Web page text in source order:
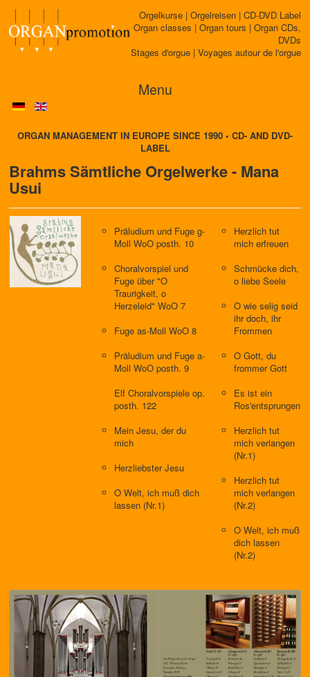
Orgelkurse | Orgelreisen | CD-DVD Label
Organ classes | Organ tours | Organ CDs,
DVDs
Stages d'orgue | Voyages autour de l'orgue
Menu
ORGAN MANAGEMENT IN EUROPE SINCE 1990 • CD- AND DVD-
LABEL
Brahms Sämtliche Orgelwerke - Mana
Usui
Präludium und Fuge g-
Moll WoO posth. 10
Choralvorspiel und
Fuge über "O
Traurigkeit, o
Herzeleid" WoO 7
Fuge as-Moll WoO 8
Präludium und Fuge a-
Moll WoO posth. 9
Elf Choralvorspiele op.
posth. 122
Mein Jesu, der du
mich
Herzliebster Jesu
O Welt, ich muß dich
lassen (Nr.1)
Herzlich tut
mich erfreuen
Schmücke dich,
o liebe Seele
O wie selig seid
ihr doch, ihr
Frommen
O Gott, du
frommer Gott
Es ist ein
Ros'entsprungen
Herzlich tut
mich verlangen
(Nr.1)
Herzlich tut
mich verlangen
(Nr.2)
O Welt, ich muß
dich lassen
(Nr.2)